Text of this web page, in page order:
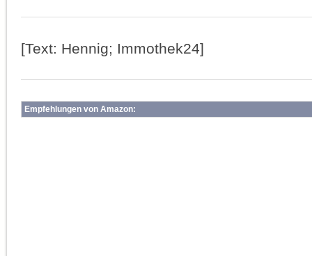
[Text: Hennig; Immothek24]
Empfehlungen von Amazon: